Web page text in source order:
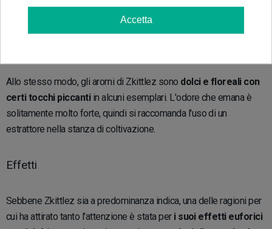
delle varietà più ricercate al mondo per il suo sapore.
Allo stesso modo, gli aromi di Zkittlez sono dolci e floreali con
certi tocchi piccantiin alcuni esemplari. L'odore che emana è
solitamente molto forte, quindi si raccomanda l'uso di un
estrattore nella stanza di coltivazione.
Effetti
Sebbene Zkittlez sia a predominanza indica, una delle ragioni per
cui ha attirato tanto l'attenzione è stata per i suoi effetti euforici
Accetta